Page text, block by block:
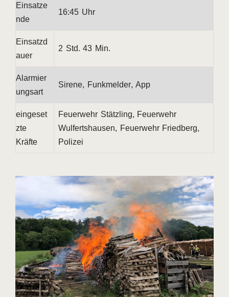
Einsatze
nde
16:45 Uhr
Einsatzd
auer
2 Std. 43 Min.
Alarmier
ungsart
Sirene, Funkmelder, App
eingeset
zte
Kräfte
Feuerwehr Stätzling, Feuerwehr
Wulfertshausen, Feuerwehr Friedberg,
Polizei